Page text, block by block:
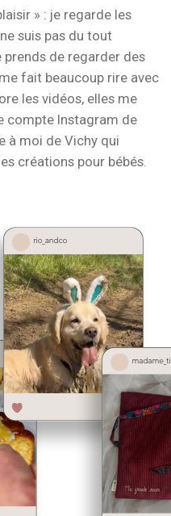
» : je regarde les
suis pas du tout
prends de regarder des
fait beaucoup rire avec
les vidéos, elles me
compte Instagram de
à moi de Vichy qui
créations pour bébés.